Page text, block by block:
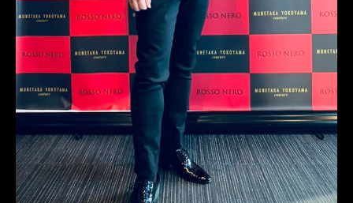
松田光弘 森英恵 山本寛斎
一般社団法人 東京ファッションデザイナー協議会
イッセイミヤケ YohjiYamamoto
HANAEMORI KANSAIYAMAMOTO コムデギャルソン
RAKUTENFASHIONWEEK